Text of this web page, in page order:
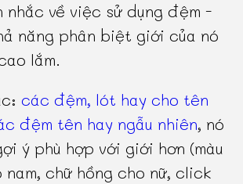
nhắc về việc sử dụng đệm -
năng phân biệt giới của nó
lắm.
các đệm, lót hay cho tên
đệm tên hay ngẫu nhiên, nó
ý phù hợp với giới hơn (màu
nam, chữ hồng cho nữ, click